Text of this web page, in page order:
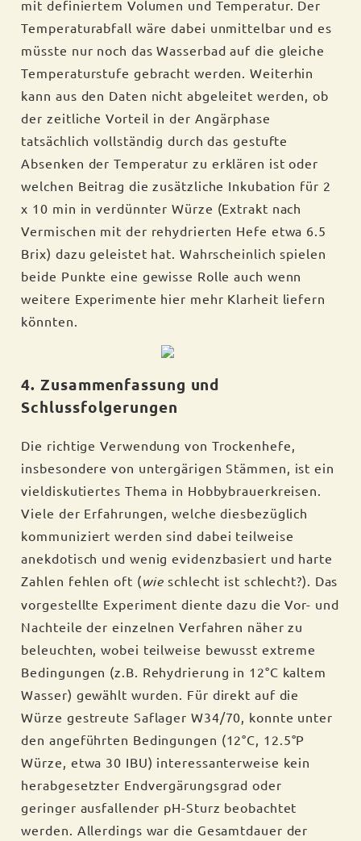
mit definiertem Volumen und Temperatur. Der
Temperaturabfall wäre dabei unmittelbar und es
müsste nur noch das Wasserbad auf die gleiche
Temperaturstufe gebracht werden. Weiterhin
kann aus den Daten nicht abgeleitet werden, ob
der zeitliche Vorteil in der Angärphase
tatsächlich vollständig durch das gestufte
Absenken der Temperatur zu erklären ist oder
welchen Beitrag die zusätzliche Inkubation für 2
x 10 min in verdünnter Würze (Extrakt nach
Vermischen mit der rehydrierten Hefe etwa 6.5
Brix) dazu geleistet hat. Wahrscheinlich spielen
beide Punkte eine gewisse Rolle auch wenn
weitere Experimente hier mehr Klarheit liefern
könnten.
4. Zusammenfassung und
Schlussfolgerungen
Die richtige Verwendung von Trockenhefe,
insbesondere von untergärigen Stämmen, ist ein
vieldiskutiertes Thema in Hobbybrauerkreisen.
Viele der Erfahrungen, welche diesbezüglich
kommuniziert werden sind dabei teilweise
anekdotisch und wenig evidenzbasiert und harte
Zahlen fehlen oft (wie schlecht ist schlecht?). Das
vorgestellte Experiment diente dazu die Vor- und
Nachteile der einzelnen Verfahren näher zu
beleuchten, wobei teilweise bewusst extreme
Bedingungen (z.B. Rehydrierung in 12°C kaltem
Wasser) gewählt wurden. Für direkt auf die
Würze gestreute Saflager W34/70, konnte unter
den angeführten Bedingungen (12°C, 12.5°P
Würze, etwa 30 IBU) interessanterweise kein
herabgesetzter Endvergärungsgrad oder
geringer ausfallender pH-Sturz beobachtet
werden. Allerdings war die Gesamtdauer der